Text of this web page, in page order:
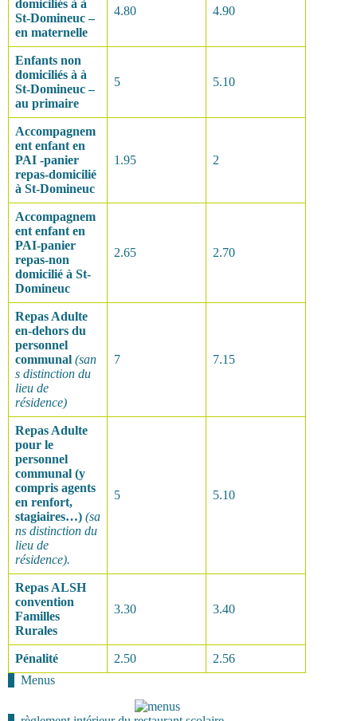
domiciliés à à
St-Domineuc –
en maternelle
4.80 4.90
Enfants non
domiciliés à à
St-Domineuc –
au primaire
5 5.10
Accompagnem
ent enfant en
PAI -panier
repas-domicilié
à St-Domineuc
1.95 2
Accompagnem
ent enfant en
PAI-panier
repas-non
domicilié à St-
Domineuc
2.65 2.70
Repas Adulte
en-dehors du
personnel
communal (san
s distinction du
lieu de
résidence)
7 7.15
Repas Adulte
pour le
personnel
communal (y
compris agents
en renfort,
stagiaires…) (sa
ns distinction du
lieu de
résidence).
5 5.10
Repas ALSH
convention
Familles
Rurales
3.30 3.40
Pénalité 2.50
2.56
Menus